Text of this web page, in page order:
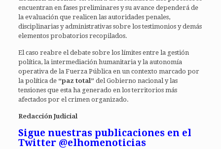
encuentran en fases preliminares y su avance dependerá de
la evaluación que realicen las autoridades penales,
disciplinarias y administrativas sobre los testimonios y demás
elementos probatorios recopilados.
El caso reabre el debate sobre los límites entre la gestión
política, la intermediación humanitaria y la autonomía
operativa de la Fuerza Pública en un contexto marcado por
la política de “paz total” del Gobierno nacional y las
tensiones que esta ha generado en los territorios más
afectados por el crimen organizado.
Redacción Judicial
Sigue nuestras publicaciones en el
Twitter @elhomenoticias